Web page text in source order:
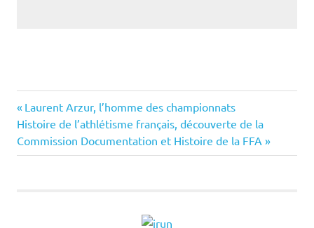
Navigation
de
Previous
Post:
Laurent Arzur, l’homme des championnats
Next
Post:
Histoire de l’athlétisme français, découverte de la
Commission Documentation et Histoire de la FFA